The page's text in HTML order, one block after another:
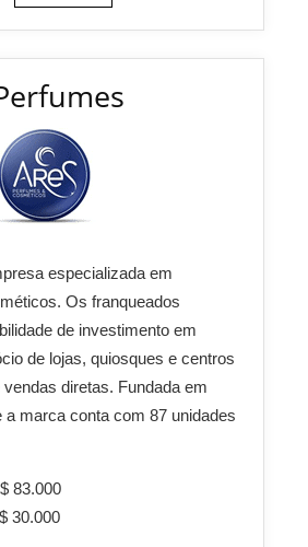
especializada em
Os franqueados
de investimento em
de lojas, quiosques e centros
diretas. Fundada em
a marca conta com 87 unidades
83.000
30.000